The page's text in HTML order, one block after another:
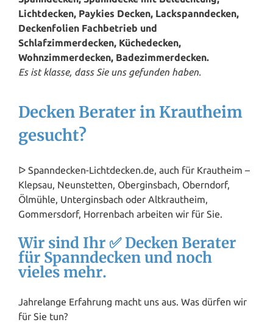
Lichtdecken, Paykies Decken, Lackspanndecken,
Deckenfolien Fachbetrieb und
Schlafzimmerdecken, Küchedecken,
Wohnzimmerdecken, Badezimmerdecken.
Es ist klasse, dass Sie uns gefunden haben.
Decken Berater in Krautheim
gesucht?
ᐅ Spanndecken-Lichtdecken.de, auch für Krautheim –
Klepsau, Neunstetten, Oberginsbach, Oberndorf,
Ölmühle, Unterginsbach oder Altkrautheim,
Gommersdorf, Horrenbach arbeiten wir für Sie.
Wir sind Ihr ✅ Decken Berater
für Spanndecken und noch
vieles mehr.
Jahrelange Erfahrung macht uns aus. Was dürfen wir
für Sie tun?